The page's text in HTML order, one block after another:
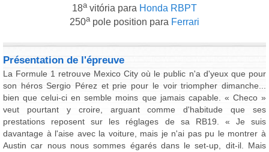
18avitória para Honda RBPT
250apole position para Ferrari
Présentation de l'épreuve
La Formule 1 retrouve Mexico City où le public n'a d'yeux que pour
son héros Sergio Pérez et prie pour le voir triompher dimanche...
bien que celui-ci en semble moins que jamais capable. « Checo »
veut pourtant y croire, arguant comme d'habitude que ses
prestations reposent sur les réglages de sa RB19. « Je suis
davantage à l'aise avec la voiture, mais je n'ai pas pu le montrer à
Austin car nous nous sommes égarés dans le set-up, dit-il. Mais